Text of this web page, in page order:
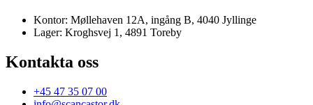
Kontor: Møllehaven 12A, ingång B, 4040 Jyllinge
Lager: Kroghsvej 1, 4891 Toreby
Kontakta oss
+45 47 35 07 00